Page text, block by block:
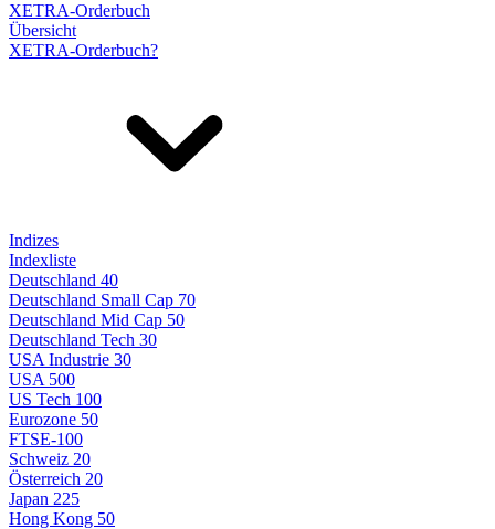
XETRA-Orderbuch
Übersicht
XETRA-Orderbuch?
Indizes
Indexliste
Deutschland 40
Deutschland Small Cap 70
Deutschland Mid Cap 50
Deutschland Tech 30
USA Industrie 30
USA 500
US Tech 100
Eurozone 50
FTSE-100
Schweiz 20
Österreich 20
Japan 225
Hong Kong 50